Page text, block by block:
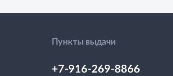
Пункты выдачи
+7-916-269-8866